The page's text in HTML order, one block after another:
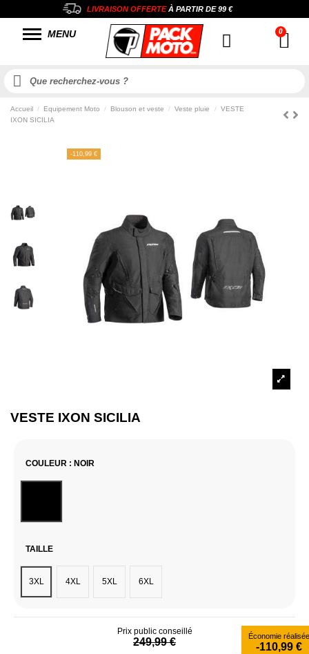
LIVRAISON OFFERTEÀ PARTIR DE99 €
MENU
Accueil Equipement Moto Blouson et veste Veste pluie
VESTE
IXON SICILIA
-110,99 €
VESTE IXON SICILIA
COULEUR : NOIR
TAILLE
3XL 4XL 5XL 6XL
Prix public conseillé
249,99 € Économie réalisée
-110,99 €